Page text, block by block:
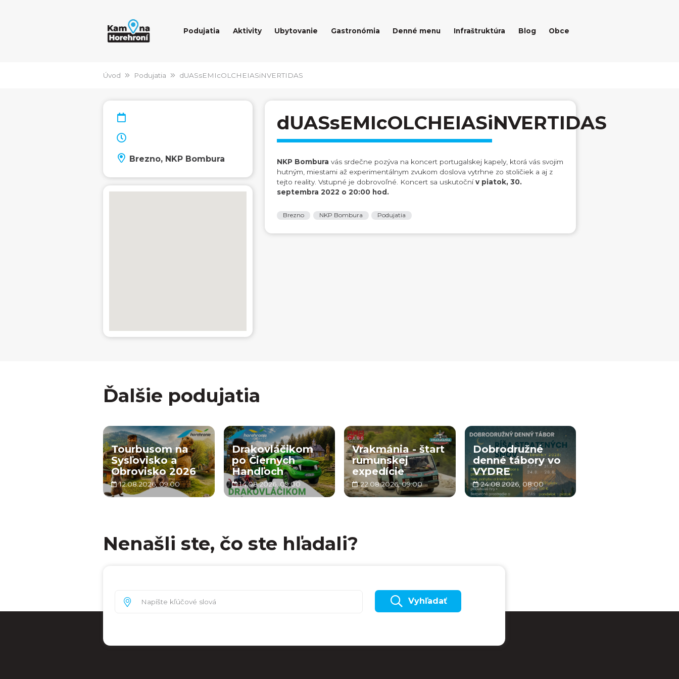
Podujatia Aktivity Ubytovanie Gastronómia Denné menu Infraštruktúra Blog Obce
Úvod Podujatia dUASsEMIcOLCHEIASiNVERTIDAS
Brezno, NKP Bombura
dUASsEMIcOLCHEIASiNVERTIDAS
NKP Bombura vás srdečne pozýva na koncert portugalskej kapely, ktorá vás svojim
hutným, miestami až experimentálnym zvukom doslova vytrhne zo stoličiek a aj z
tejto reality. Vstupné je dobrovoľné. Koncert sa uskutočnív piatok, 30.
septembra 2022 o 20:00 hod.
Brezno NKP Bombura Podujatia
Ďalšie podujatia
Tourbusom na
Sysľovisko a
Obrovisko 2026
12.08.2026, 09:00
Drakovláčikom
po Čiernych
Handľoch
14.08.2026, 09:00
Vrakmánia - štart
rumunskej
expedície
22.08.2026, 09:00
Dobrodružné
denné tábory vo
VYDRE
24.08.2026, 08:00
Nenašli ste, čo ste hľadali?
Vyhľadať